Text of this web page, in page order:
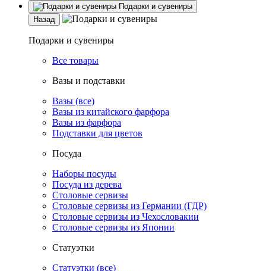
Подарки и сувениры
Назад
Подарки и сувениры
Все товары
Вазы и подставки
Вазы (все)
Вазы из китайского фарфора
Вазы из фарфора
Подставки для цветов
Посуда
Наборы посуды
Посуда из дерева
Столовые сервизы
Столовые сервизы из Германии (ГДР)
Столовые сервизы из Чехословакии
Столовые сервизы из Японии
Статуэтки
Статуэтки (все)